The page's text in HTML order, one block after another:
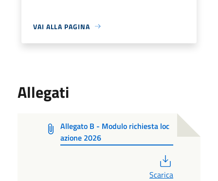
VAI ALLA PAGINA
Allegati
Allegato B - Modulo richiesta loc
azione 2026
Scarica